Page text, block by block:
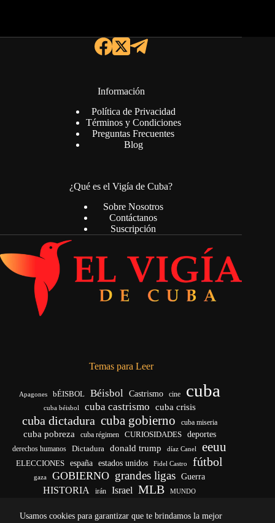
Usamos cookies para garantizar que te brindamos la mejor
Información
Política de Privacidad
Términos y Condiciones
Preguntas Frecuentes
Blog
¿Qué es el Vigía de Cuba?
Sobre Nosotros
Contáctanos
Suscripción
Temas para Leer
Apagones bÉISBOL Béisbol Castrismo cine cuba
cuba béisbol cuba castrismo cuba crisis
cuba dictadura cuba gobierno cuba miseria
cuba pobreza cuba régimen CURIOSIDADES deportes
derechos humanos Dictadura donald trump díaz Canel eeuu
ELECCIONES españa estados unidos Fidel Castro fútbol
gaza GOBIERNO grandes ligas Guerra
HISTORIA irán Israel MLB MUNDO
Rusia
régimen cubano Trump Ucrania venezuela vida yankees